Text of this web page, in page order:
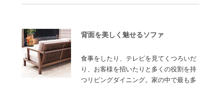
背面を美しく魅せるソファ
食事をしたり、テレビを見てくつろいだ
り、お客様を招いたりと多くの役割を持
つリビングダイニング。家の中で最も多